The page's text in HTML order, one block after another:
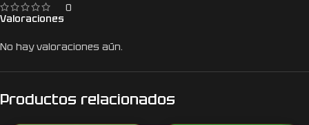
0
Valoraciones
No hay valoraciones aún.
Productos relacionados